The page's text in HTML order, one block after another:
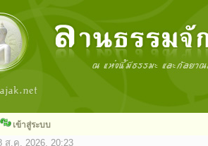
เข้าสู่ระบบ
ส.ค. 2026, 20:23